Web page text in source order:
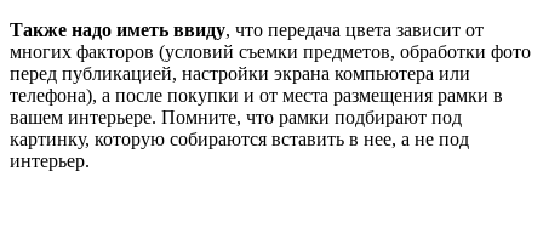
Также надо иметь ввиду, что передача цвета зависит от
многих факторов (условий съемки предметов, обработки фото
перед публикацией, настройки экрана компьютера или
телефона), а после покупки и от места размещения рамки в
вашем интерьере. Помните, что рамки подбирают под
картинку, которую собираются вставить в нее, а не под
интерьер.